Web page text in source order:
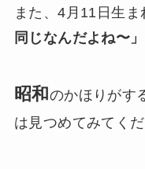
また、4月11日生ま
同じなんだよね〜」
昭和のかほりがす
は見つめてみてくだ